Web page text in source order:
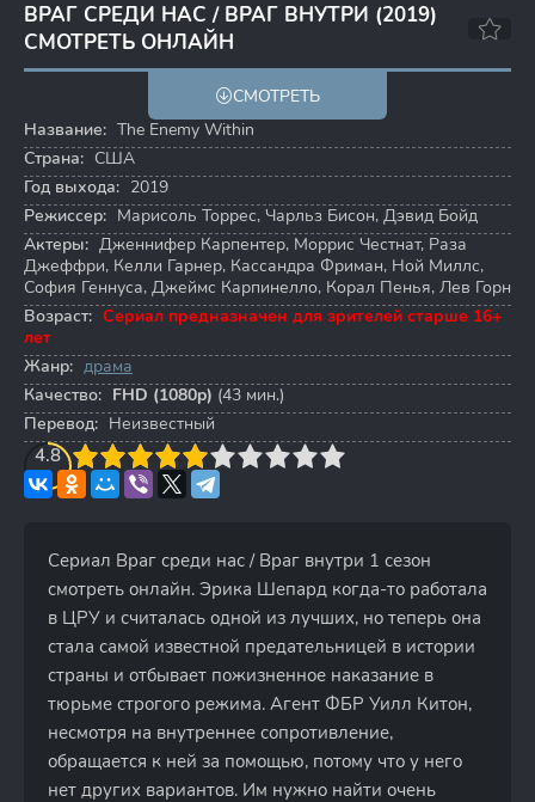
ВРАГ СРЕДИ НАС / ВРАГ ВНУТРИ (2019)
СМОТРЕТЬ ОНЛАЙН
6.6
СМОТРЕТЬ
Название: The Enemy Within
Страна: США
Год выхода: 2019
Режиссер: Марисоль Торрес, Чарльз Бисон, Дэвид Бойд
Актеры: Дженнифер Карпентер, Моррис Честнат, Раза
Джеффри, Келли Гарнер, Кассандра Фриман, Ной Миллс,
София Геннуса, Джеймс Карпинелло, Корал Пенья, Лев Горн
Возраст: Сериал предназначен для зрителей старше 16+
лет
Жанр: драма
Качество: FHD (1080p) (43 мин.)
Перевод: Неизвестный
4.8
4 5 6 7 8 9 10
Сериал Враг среди нас / Враг внутри 1 сезон
смотреть онлайн. Эрика Шепард когда-то работала
в ЦРУ и считалась одной из лучших, но теперь она
стала самой известной предательницей в истории
страны и отбывает пожизненное наказание в
тюрьме строгого режима. Агент ФБР Уилл Китон,
несмотря на внутреннее сопротивление,
обращается к ней за помощью, потому что у него
нет других вариантов. Им нужно найти очень